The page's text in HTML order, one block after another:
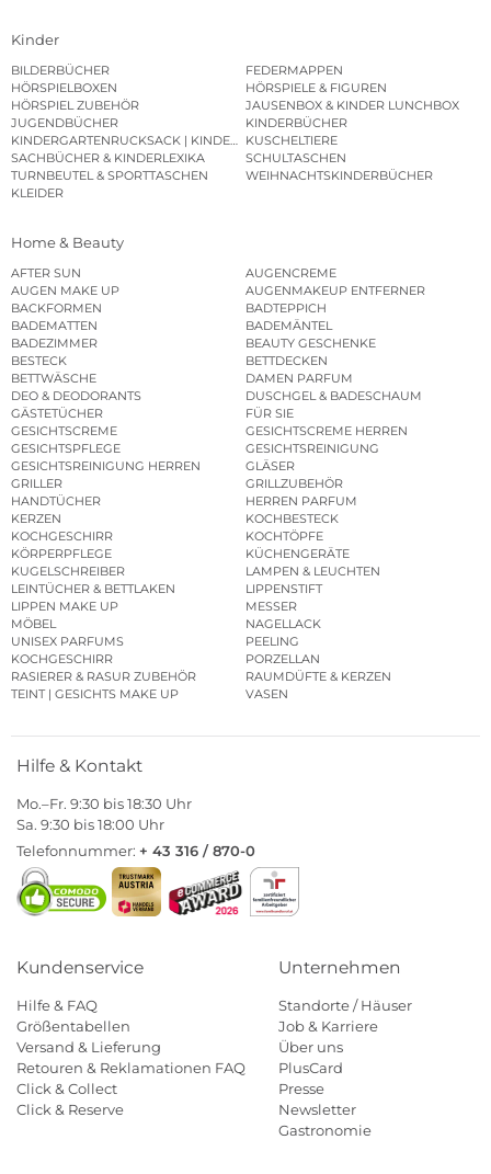
Kinder
BILDERBÜCHER
FEDERMAPPEN
HÖRSPIELBOXEN
HÖRSPIELE & FIGUREN
HÖRSPIEL ZUBEHÖR
JAUSENBOX & KINDER LUNCHBOX
JUGENDBÜCHER
KINDERBÜCHER
KINDERGARTENRUCKSACK | KINDERGARTENBEUTEL
KUSCHELTIERE
SACHBÜCHER & KINDERLEXIKA
SCHULTASCHEN
TURNBEUTEL & SPORTTASCHEN
WEIHNACHTSKINDERBÜCHER
KLEIDER
Home & Beauty
AFTER SUN
AUGENCREME
AUGEN MAKE UP
AUGENMAKEUP ENTFERNER
BACKFORMEN
BADTEPPICH
BADEMATTEN
BADEMÄNTEL
BADEZIMMER
BEAUTY GESCHENKE
BESTECK
BETTDECKEN
BETTWÄSCHE
DAMEN PARFUM
DEO & DEODORANTS
DUSCHGEL & BADESCHAUM
GÄSTETÜCHER
FÜR SIE
GESICHTSCREME
GESICHTSCREME HERREN
GESICHTSPFLEGE
GESICHTSREINIGUNG
GESICHTSREINIGUNG HERREN
GLÄSER
GRILLER
GRILLZUBEHÖR
HANDTÜCHER
HERREN PARFUM
KERZEN
KOCHBESTECK
KOCHGESCHIRR
KOCHTÖPFE
KÖRPERPFLEGE
KÜCHENGERÄTE
KUGELSCHREIBER
LAMPEN & LEUCHTEN
LEINTÜCHER & BETTLAKEN
LIPPENSTIFT
LIPPEN MAKE UP
MESSER
MÖBEL
NAGELLACK
UNISEX PARFUMS
PEELING
KOCHGESCHIRR
PORZELLAN
RASIERER & RASUR ZUBEHÖR
RAUMDÜFTE & KERZEN
TEINT | GESICHTS MAKE UP
VASEN
Hilfe & Kontakt
Mo.–Fr. 9:30 bis 18:30 Uhr
Sa. 9:30 bis 18:00 Uhr
Telefonnummer: + 43 316 / 870-0
Kundenservice
Hilfe & FAQ
Größentabellen
Versand & Lieferung
Retouren & Reklamationen FAQ
Click & Collect
Click & Reserve
Unternehmen
Standorte / Häuser
Job & Karriere
Über uns
PlusCard
Presse
Newsletter
Gastronomie